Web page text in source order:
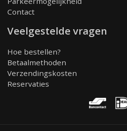
Contact
Veelgestelde vragen
Hoe bestellen?
Betaalmethoden
Verzendingskosten
Reservaties